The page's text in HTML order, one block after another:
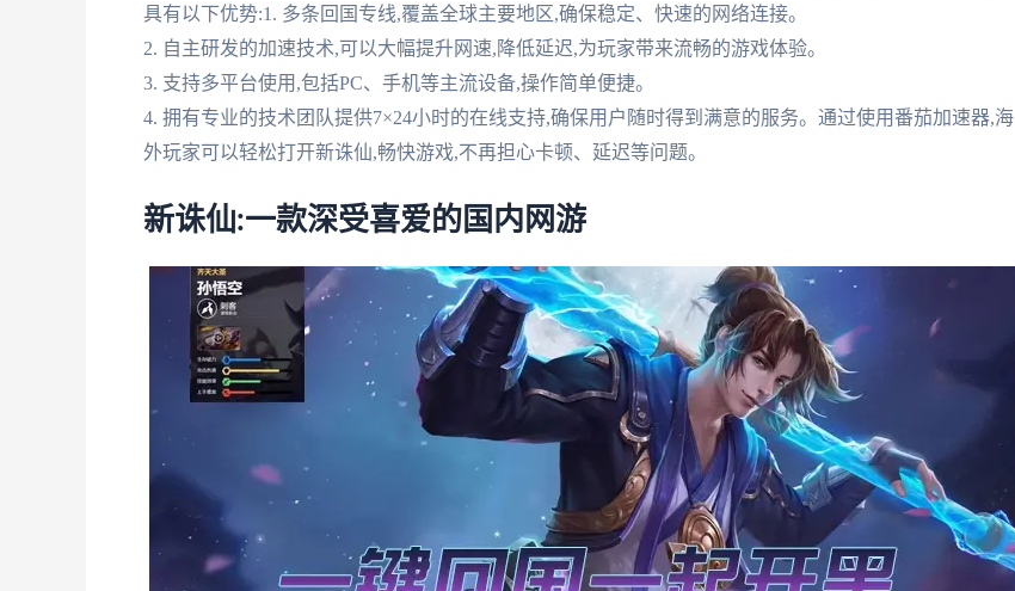
具有以下优势:1. 多条回国专线,覆盖全球主要地区,确保稳定、快速的网络连接。
2. 自主研发的加速技术,可以大幅提升网速,降低延迟,为玩家带来流畅的游戏体验。
3. 支持多平台使用,包括PC、手机等主流设备,操作简单便捷。
4. 拥有专业的技术团队提供7×24小时的在线支持,确保用户随时得到满意的服务。通过使用番茄加速器,海
外玩家可以轻松打开新诛仙,畅快游戏,不再担心卡顿、延迟等问题。
新诛仙:一款深受喜爱的国内网游